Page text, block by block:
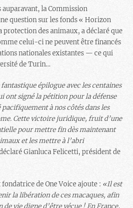
la Commission
question sur les fonds « Horizon
protection des animaux, a déclaré que
celui-ci ne peuvent être financés
nationales existantes — ce qui
de Turin…
épilogue avec les centaines
ont signé la pétition pour la défense
à nos côtés dans les
Cette victoire juridique, fruit d’une
pour mettre fin dès maintenant
et les mettre à l’abri
Gianluca Felicetti, président de
de One Voice ajoute : «Il est
la libération de ces macaques, afin